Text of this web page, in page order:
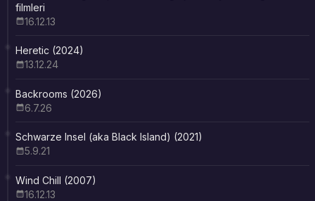
filmleri
16.12.13
Heretic (2024)
13.12.24
Backrooms (2026)
6.7.26
Schwarze Insel (aka Black Island) (2021)
5.9.21
Wind Chill (2007)
16.12.13